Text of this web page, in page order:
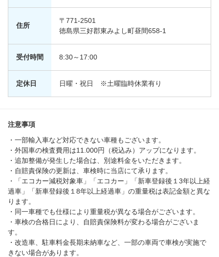
住所
〒771-2501
徳島県三好郡東みよし町昼間658-1
受付時間 8:30～17:00
定休日 日曜・祝日 ※土曜臨時休業有り
注意事項
・一部輸入車など対応できない車種もございます。
・外国車の検査費用は11.000円（税込み）アップになります。
・追加整備が発生した場合は、別途料金をいただきます。
・自賠責保険の更新は、車検時に当店にて承ります。
・「エコカー減税対象車」「エコカー」「新車登録後１3年以上経
過車」「新車登録後１8年以上経過車」の重量税は表記金額と異な
ります。
・同一車種でも仕様により重量税が異なる場合がございます。
・車検の合格日により、自賠責保険料が変わる場合がございま
す。
・改造車、駐車料金長期未納車など、一部の車両で車検が実施で
きない場合があります。